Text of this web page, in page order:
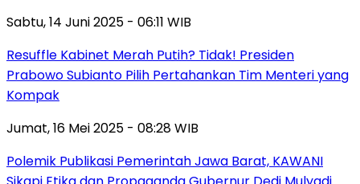
Sabtu, 14 Juni 2025 - 06:11 WIB
Resuffle Kabinet Merah Putih? Tidak! Presiden
Prabowo Subianto Pilih Pertahankan Tim Menteri yang
Kompak
Jumat, 16 Mei 2025 - 08:28 WIB
Polemik Publikasi Pemerintah Jawa Barat, KAWANI